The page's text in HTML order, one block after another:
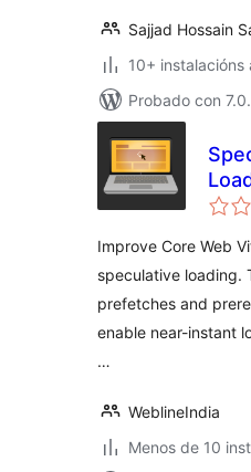
Sajjad Hossain
10+ instalacións
Probado con
and
Improve Core Web
speculative loading.
prefetches and
enable near-instant
…
WeblineIndia
Menos de 10